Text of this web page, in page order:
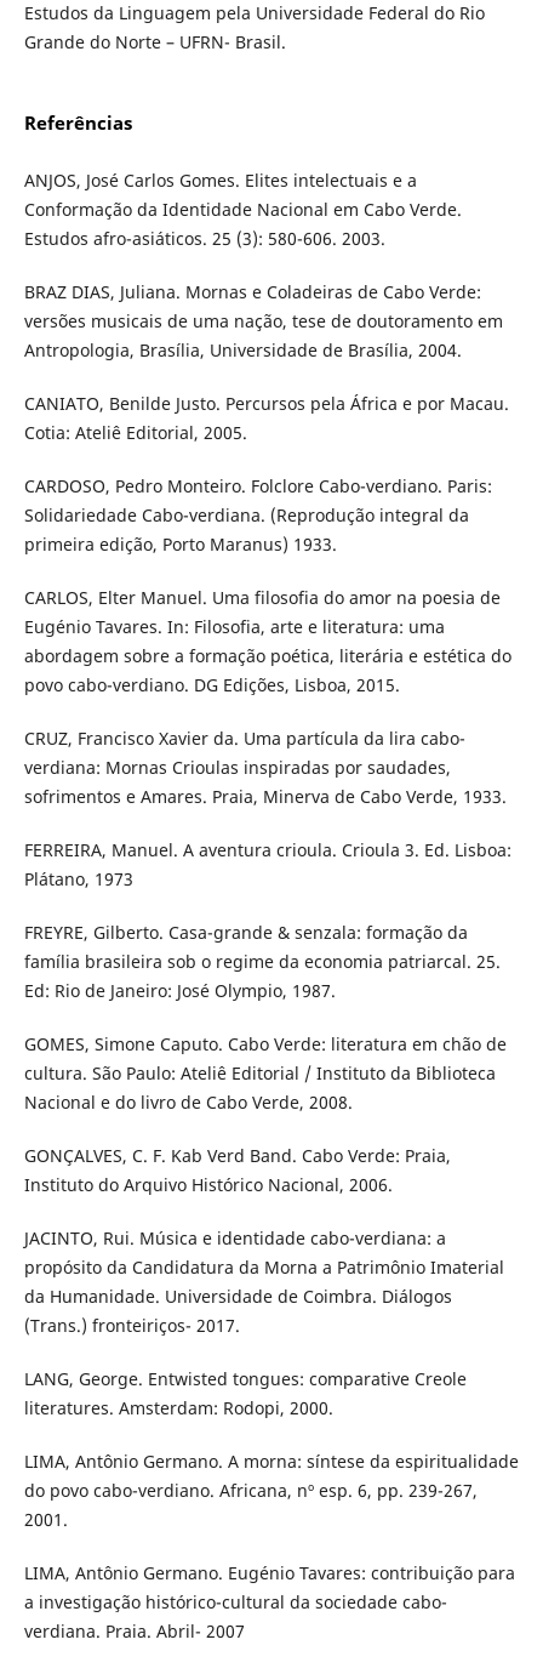
Estudos da Linguagem pela Universidade Federal do Rio
Grande do Norte – UFRN- Brasil.
Referências
ANJOS, José Carlos Gomes. Elites intelectuais e a
Conformação da Identidade Nacional em Cabo Verde.
Estudos afro-asiáticos. 25 (3): 580-606. 2003.
BRAZ DIAS, Juliana. Mornas e Coladeiras de Cabo Verde:
versões musicais de uma nação, tese de doutoramento em
Antropologia, Brasília, Universidade de Brasília, 2004.
CANIATO, Benilde Justo. Percursos pela África e por Macau.
Cotia: Ateliê Editorial, 2005.
CARDOSO, Pedro Monteiro. Folclore Cabo-verdiano. Paris:
Solidariedade Cabo-verdiana. (Reprodução integral da
primeira edição, Porto Maranus) 1933.
CARLOS, Elter Manuel. Uma filosofia do amor na poesia de
Eugénio Tavares. In: Filosofia, arte e literatura: uma
abordagem sobre a formação poética, literária e estética do
povo cabo-verdiano. DG Edições, Lisboa, 2015.
CRUZ, Francisco Xavier da. Uma partícula da lira cabo-
verdiana: Mornas Crioulas inspiradas por saudades,
sofrimentos e Amares. Praia, Minerva de Cabo Verde, 1933.
FERREIRA, Manuel. A aventura crioula. Crioula 3. Ed. Lisboa:
Plátano, 1973
FREYRE, Gilberto. Casa-grande & senzala: formação da
família brasileira sob o regime da economia patriarcal. 25.
Ed: Rio de Janeiro: José Olympio, 1987.
GOMES, Simone Caputo. Cabo Verde: literatura em chão de
cultura. São Paulo: Ateliê Editorial / Instituto da Biblioteca
Nacional e do livro de Cabo Verde, 2008.
GONÇALVES, C. F. Kab Verd Band. Cabo Verde: Praia,
Instituto do Arquivo Histórico Nacional, 2006.
JACINTO, Rui. Música e identidade cabo-verdiana: a
propósito da Candidatura da Morna a Patrimônio Imaterial
da Humanidade. Universidade de Coimbra. Diálogos
(Trans.) fronteiriços- 2017.
LANG, George. Entwisted tongues: comparative Creole
literatures. Amsterdam: Rodopi, 2000.
LIMA, Antônio Germano. A morna: síntese da espiritualidade
do povo cabo-verdiano. Africana, nº esp. 6, pp. 239-267,
2001.
LIMA, Antônio Germano. Eugénio Tavares: contribuição para
a investigação histórico-cultural da sociedade cabo-
verdiana. Praia. Abril- 2007